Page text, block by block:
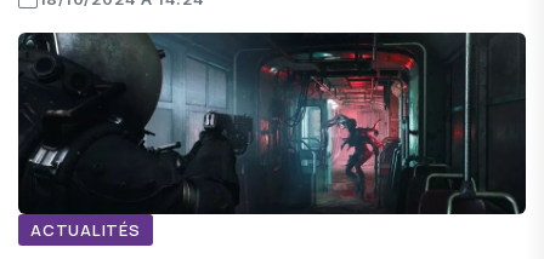
ACTUALITÉS